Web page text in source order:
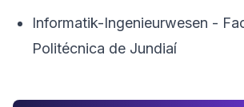
Informatik-Ingenieurwesen -
Politécnica de Jundiaí